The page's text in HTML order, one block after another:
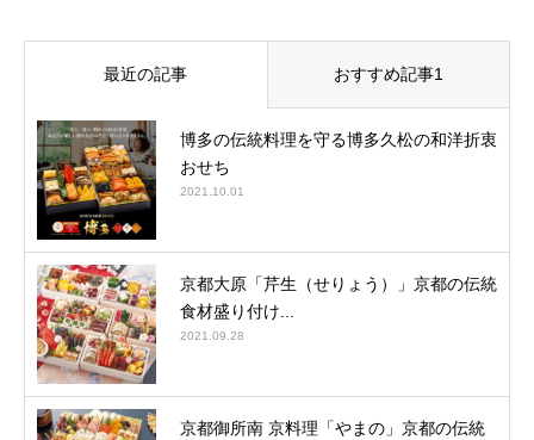
最近の記事 おすすめ記事1
博多の伝統料理を守る博多久松の和洋折衷
おせち
2021.10.01
京都大原「芹生（せりょう）」京都の伝統
食材盛り付け...
2021.09.28
京都御所南 京料理「やまの」京都の伝統